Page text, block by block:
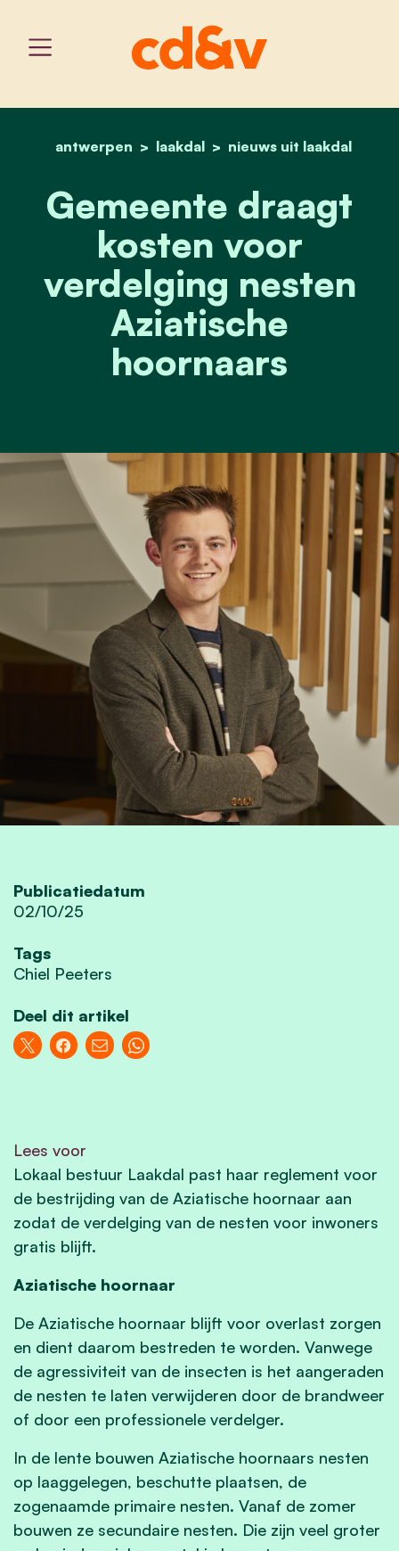
home
antwerpen laakdal nieuws uit laakdal
gemeente draagt
Gemeente draagt
kosten voor
verdelging nesten
Aziatische
hoornaars
Publicatiedatum
02/10/25
Tags
Chiel Peeters
Deel dit artikel
Lees voor
Lokaal bestuur Laakdal past haar reglement voor
de bestrijding van de Aziatische hoornaar aan
zodat de verdelging van de nesten voor inwoners
gratis blijft.
Aziatische hoornaar
De Aziatische hoornaar blijft voor overlast zorgen
en dient daarom bestreden te worden. Vanwege
de agressiviteit van de insecten is het aangeraden
de nesten te laten verwijderen door de brandweer
of door een professionele verdelger.
In de lente bouwen Aziatische hoornaars nesten
op laaggelegen, beschutte plaatsen, de
zogenaamde primaire nesten. Vanaf de zomer
bouwen ze secundaire nesten. Die zijn veel groter